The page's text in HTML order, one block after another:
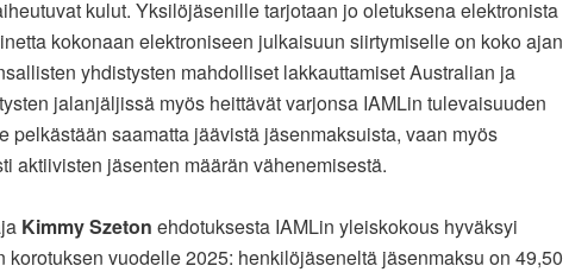
kulut. Yksilöjäsenille tarjotaan jo oletuksena elektronista
kokonaan elektroniseen julkaisuun siirtymiselle on koko ajan
yhdistysten mahdolliset lakkauttamiset Australian ja
jalanjäljissä myös heittävät varjonsa IAMLin tulevaisuuden
pelkästään saamatta jäävistä jäsenmaksuista, vaan myös
aktiivisten jäsenten määrän vähenemisestä.
Kimmy Szeton ehdotuksesta IAMLin yleiskokous hyväksyi
korotuksen vuodelle 2025: henkilöjäseneltä jäsenmaksu on 49,50